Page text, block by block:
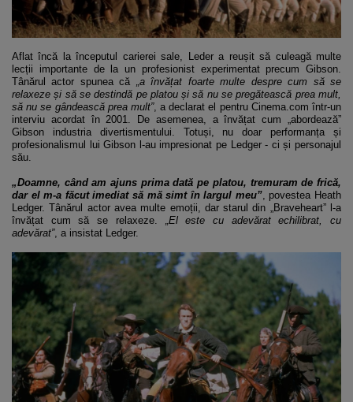
Aflat încă la începutul carierei sale, Leder a reușit să culeagă multe
lecții importante de la un profesionist experimentat precum Gibson.
Tânărul actor spunea că
„a învățat foarte multe despre cum să se
relaxeze și să se destindă pe platou și să nu se pregătească prea mult,
să nu se gândească prea mult”, a declarat el pentru Cinema.com într-un
interviu acordat în 2001. De asemenea, a învățat cum „abordează”
Gibson industria divertismentului. Totuși, nu doar performanța și
profesionalismul lui Gibson l-au impresionat pe Ledger - ci și personajul
său.
„Doamne, când am ajuns prima dată pe platou, tremuram de frică,
dar el m-a făcut imediat să mă simt în largul meu”, povestea Heath
Ledger. Tânărul actor avea multe emoții, dar starul din „Braveheart” l-a
învățat cum să se relaxeze.
„El este cu adevărat echilibrat, cu
adevărat”, a insistat Ledger.